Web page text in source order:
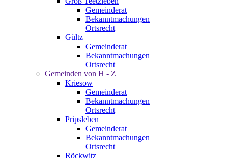
Gemeinderat
Bekanntmachungen
Ortsrecht
Gültz
Gemeinderat
Bekanntmachungen
Ortsrecht
Gemeinden von H - Z
Kriesow
Gemeinderat
Bekanntmachungen
Ortsrecht
Pripsleben
Gemeinderat
Bekanntmachungen
Ortsrecht
Röckwitz